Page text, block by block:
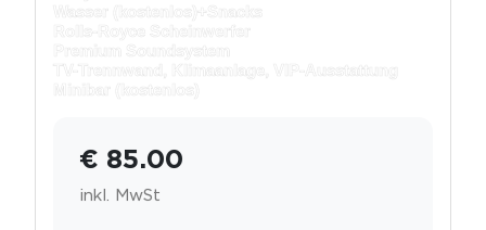
Wasser (kostenlos)+
Rolls-Royce Scheinwerfer
TV-Trennwand, Klimaanlage, VIP-Ausstattung
Minibar (kostenlos)
€ 85.00
inkl. MwSt